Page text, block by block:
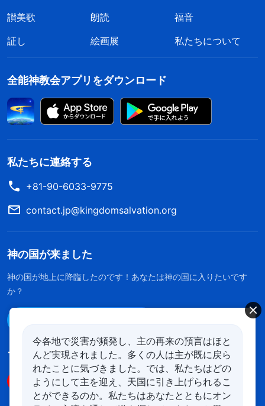
讃美歌
朗読
福音
証し
絵画展 私たちについて
全能神教会アプリをダウンロード
私たちに連絡する
+81-90-6033-9775
contact.jp@kingdomsalvation.org
神の国が来ました
神の国が地上に降臨したのです！あなたは神の国に入りたいです
か？
フォローする
今各地で災害が頻発し、主の再来の預言はほと
んど実現されました。多くの人は主が既に戻ら
れたことに気づきました。では、私たちはどの
ようにして主を迎え、天国に引き上げられるこ
とができるのか。私たちはあなたとともにオン